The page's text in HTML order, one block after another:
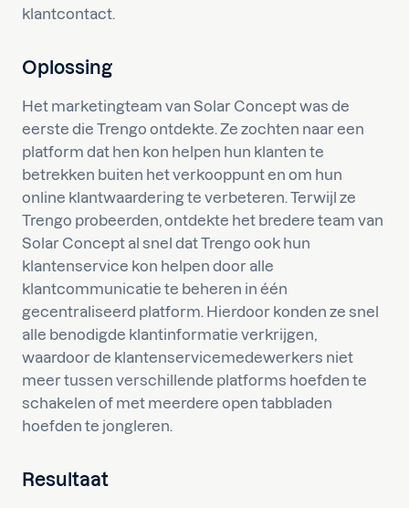
klantcontact.
Oplossing
Het marketingteam van Solar Concept was de
eerste die Trengo ontdekte. Ze zochten naar een
platform dat hen kon helpen hun klanten te
betrekken buiten het verkooppunt en om hun
online klantwaardering te verbeteren. Terwijl ze
Trengo probeerden, ontdekte het bredere team van
Solar Concept al snel dat Trengo ook hun
klantenservice kon helpen door alle
klantcommunicatie te beheren in één
gecentraliseerd platform. Hierdoor konden ze snel
alle benodigde klantinformatie verkrijgen,
waardoor de klantenservicemedewerkers niet
meer tussen verschillende platforms hoefden te
schakelen of met meerdere open tabbladen
hoefden te jongleren.
Resultaat